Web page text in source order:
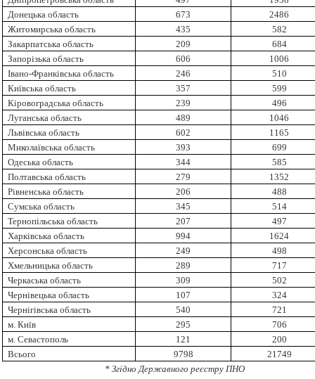
Донецька область
673
2486
Житомирська область
435
582
Закарпатська область
209
684
Запорізька область
606
1006
Івано-Франківська область
246
510
Київська область
357
599
Кіровоградська область
239
496
Луганська область
489
1046
Львівська область
602
1165
Миколаївська область
393
699
Одеська область
344
585
Полтавська область
279
1352
Рівненська область
206
488
Сумська область
345
514
Тернопільська область
207
497
Харківська область
994
1624
Херсонська область
249
498
Хмельницька область
289
717
Черкаська область
309
502
Чернівецька область
107
324
Чернігівська область
540
721
м. Київ
295
706
м. Севастополь
121
200
Всього
9798
21749
* Згідно Державного реєстру ПНО